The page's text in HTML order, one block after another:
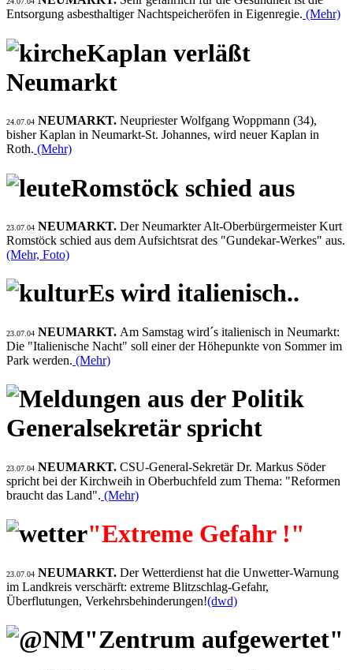
Entsorgung asbesthaltiger Nachtspeicheröfen in Eigenregie. (Mehr)
Kaplan verläßt
Neumarkt
24.07.04 NEUMARKT. Neupriester Wolfgang Woppmann (34),
bisher Kaplan in Neumarkt-St. Johannes, wird neuer Kaplan in
Roth. (Mehr)
Romstöck schied aus
23.07.04 NEUMARKT. Der Neumarkter Alt-Oberbürgermeister Kurt
Romstöck schied aus dem Aufsichtsrat des "Gundekar-Werkes" aus.
(Mehr, Foto)
Es wird italienisch..
23.07.04 NEUMARKT. Am Samstag wird´s italienisch in Neumarkt:
Die "Italienische Nacht" soll einer der Höhepunkte von Sommer im
Park werden. (Mehr)
Generalsekretär spricht
23.07.04 NEUMARKT. CSU-General-Sekretär Dr. Markus Söder
spricht bei der Kirchweih in Oberbuchfeld zum Thema: "Reformen
braucht das Land". (Mehr)
"Extreme Gefahr !"
23.07.04 NEUMARKT. Der Wetterdienst hat die Unwetter-Warnung
im Landkreis verschärft: extreme Blitzschlag-Gefahr,
Überflutungen, Verkehrsbehinderungen!(dwd)
"Zentrum aufgewertet"